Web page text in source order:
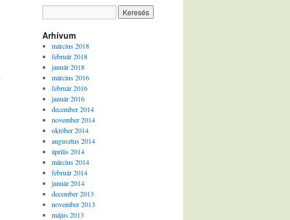
Arhívum
március 2018
február 2018
január 2018
március 2016
február 2016
január 2016
december 2014
november 2014
október 2014
augusztus 2014
április 2014
március 2014
február 2014
január 2014
december 2013
november 2013
május 2013